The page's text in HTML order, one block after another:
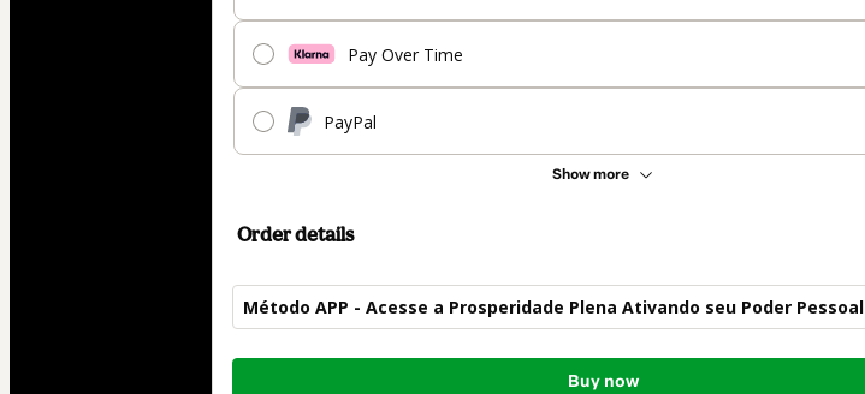
Pay Over Time
PayPal
Show more
Order details
Método APP - Acesse a Prosperidade Plena Ativando seu Poder Pessoal
Total
Buy now